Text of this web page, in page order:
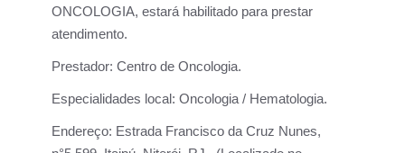
ONCOLOGIA, estará habilitado para prestar
atendimento.
Prestador: Centro de Oncologia.
Especialidades local: Oncologia / Hematologia.
Endereço: Estrada Francisco da Cruz Nunes,